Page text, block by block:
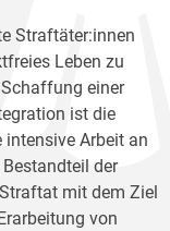
Straftäter:innen
Leben zu
einer
ist die
Arbeit an
der
mit dem Ziel
von